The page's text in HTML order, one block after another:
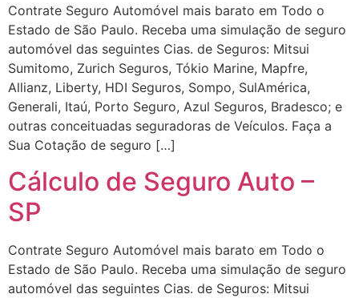
Contrate Seguro Automóvel mais barato em Todo o
Estado de São Paulo. Receba uma simulação de seguro
automóvel das seguintes Cias. de Seguros: Mitsui
Sumitomo, Zurich Seguros, Tókio Marine, Mapfre,
Allianz, Liberty, HDI Seguros, Sompo, SulAmérica,
Generali, Itaú, Porto Seguro, Azul Seguros, Bradesco; e
outras conceituadas seguradoras de Veículos. Faça a
Sua Cotação de seguro […]
Cálculo de Seguro Auto –
SP
Contrate Seguro Automóvel mais barato em Todo o
Estado de São Paulo. Receba uma simulação de seguro
automóvel das seguintes Cias. de Seguros: Mitsui